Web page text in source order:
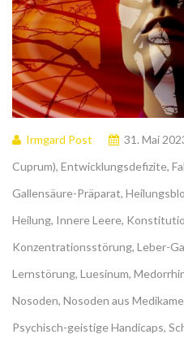
Irmgard Post 31. Mai
Cuprum), Entwicklungsdefizite,
Gallensäure-Präparat,
Heilung, Innere Leere,
Konzentrationsstörung, Leber-
Lernstörung, Luesinum,
Nosoden, Nosoden aus
Psychisch-geistige Handicaps,